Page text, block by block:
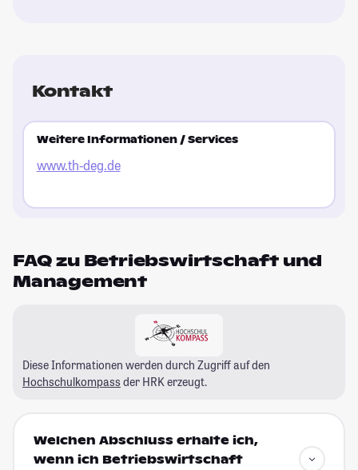
Kontakt
Weitere Informationen / Services
www.th-deg.de
FAQ zu Betriebswirtschaft und
Management
Diese Informationen werden durch Zugriff auf den
Hochschulkompass der HRK erzeugt.
Welchen Abschluss erhalte ich,
wenn ich Betriebswirtschaft